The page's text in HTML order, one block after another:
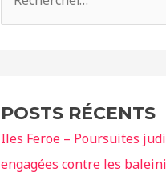
POSTS RÉCENTS
Iles Feroe – Poursuites
engagées contre les